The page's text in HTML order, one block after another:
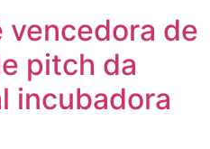
vencedora de
pitch da
incubadora